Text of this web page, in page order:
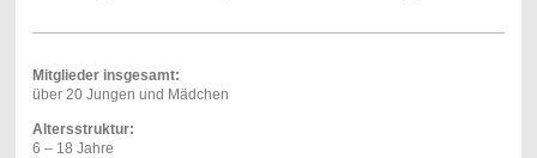
Mitglieder insgesamt:
über 20 Jungen und Mädchen
Altersstruktur:
6 – 18 Jahre